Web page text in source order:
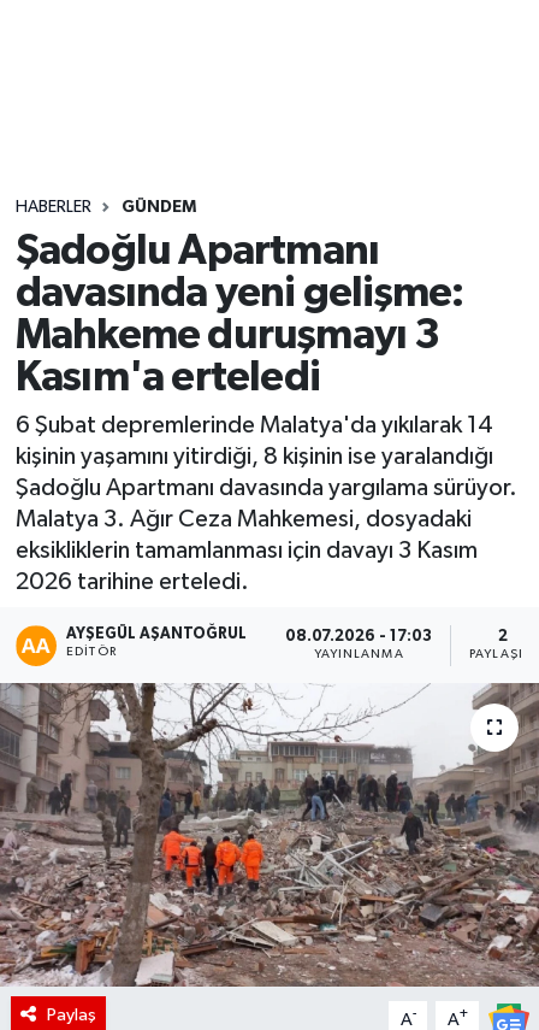
HABERLER GÜNDEM
Şadoğlu Apartmanı
davasında yeni gelişme:
Mahkeme duruşmayı 3
Kasım'a erteledi
6 Şubat depremlerinde Malatya'da yıkılarak 14
kişinin yaşamını yitirdiği, 8 kişinin ise yaralandığı
Şadoğlu Apartmanı davasında yargılama sürüyor.
Malatya 3. Ağır Ceza Mahkemesi, dosyadaki
eksikliklerin tamamlanması için davayı 3 Kasım
2026 tarihine erteledi.
AYŞEGÜL AŞANTOĞRUL
EDITÖR
08.07.2026 - 17:03
YAYINLANMA
2
PAYLAŞIM
Paylaş A- A+
Yaşam